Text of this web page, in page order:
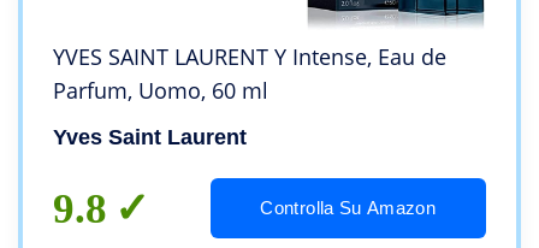
YVES SAINT LAURENT Y Intense, Eau de
Parfum, Uomo, 60 ml
Yves Saint Laurent
9.8 Controlla Su Amazon